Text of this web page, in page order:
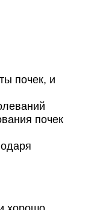
почек, и
почек